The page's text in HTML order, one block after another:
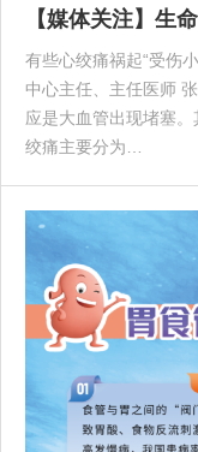
【媒体关注】生
有些心绞痛祸起“受伤
中心主任、主任医师 张健 & 王彦心绞痛发作时，很多人的
应是大血管出现堵塞
绞痛主要分为…